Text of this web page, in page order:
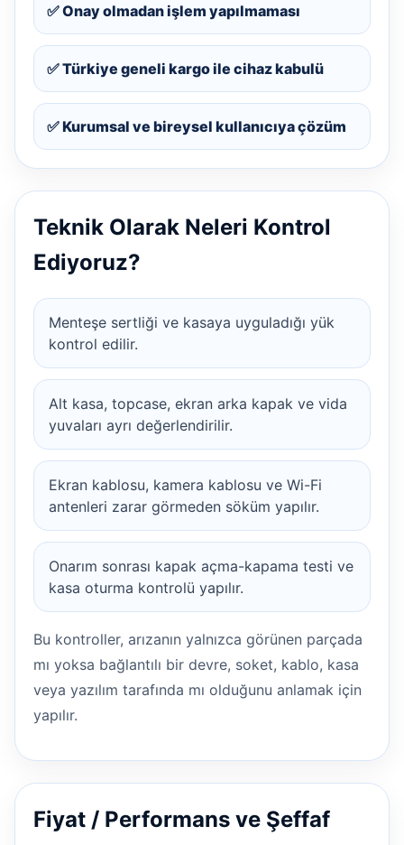
✅ Onay olmadan işlem yapılmaması
✅ Türkiye geneli kargo ile cihaz kabulü
✅ Kurumsal ve bireysel kullanıcıya çözüm
Teknik Olarak Neleri Kontrol
Ediyoruz?
Menteşe sertliği ve kasaya uyguladığı yük
kontrol edilir.
Alt kasa, topcase, ekran arka kapak ve vida
yuvaları ayrı değerlendirilir.
Ekran kablosu, kamera kablosu ve Wi-Fi
antenleri zarar görmeden söküm yapılır.
Onarım sonrası kapak açma-kapama testi ve
kasa oturma kontrolü yapılır.
Bu kontroller, arızanın yalnızca görünen parçada
mı yoksa bağlantılı bir devre, soket, kablo, kasa
veya yazılım tarafında mı olduğunu anlamak için
yapılır.
Fiyat / Performans ve Şeffaf